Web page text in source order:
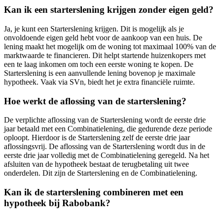
Kan ik een starterslening krijgen zonder eigen geld?
Ja, je kunt een Starterslening krijgen. Dit is mogelijk als je
onvoldoende eigen geld hebt voor de aankoop van een huis. De
lening maakt het mogelijk om de woning tot maximaal 100% van de
marktwaarde te financieren. Dit helpt startende huizenkopers met
een te laag inkomen om toch een eerste woning te kopen. De
Starterslening is een aanvullende lening bovenop je maximale
hypotheek. Vaak via SVn, biedt het je extra financiële ruimte.
Hoe werkt de aflossing van de starterslening?
De verplichte aflossing van de Starterslening wordt de eerste drie
jaar betaald met een Combinatielening, die gedurende deze periode
oploopt. Hierdoor is de Starterslening zelf de eerste drie jaar
aflossingsvrij. De aflossing van de Starterslening wordt dus in de
eerste drie jaar volledig met de Combinatielening geregeld. Na het
afsluiten van de hypotheek bestaat de terugbetaling uit twee
onderdelen. Dit zijn de Starterslening en de Combinatielening.
Kan ik de starterslening combineren met een
hypotheek bij Rabobank?